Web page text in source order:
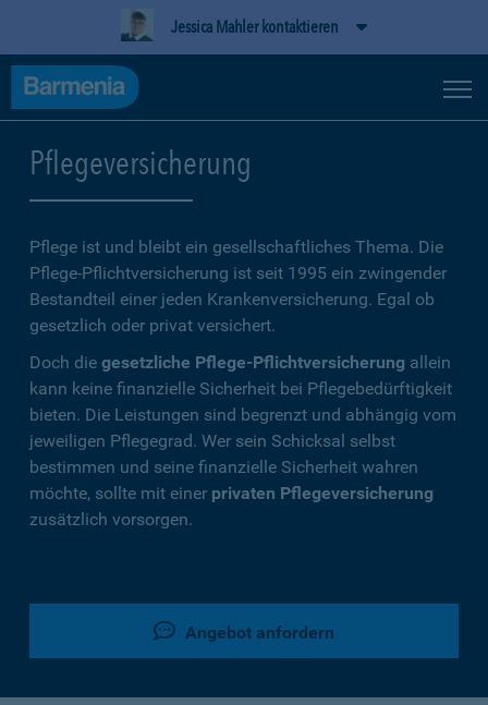
Jessica Mahler kontaktieren
Pflegeversicherung
Pflege ist und bleibt ein gesellschaftliches Thema. Die
Pflege-Pflichtversicherung ist seit 1995 ein zwingender
Bestandteil einer jeden Krankenversicherung. Egal ob
gesetzlich oder privat versichert.
Doch die gesetzliche Pflege-Pflichtversicherung allein
kann keine finanzielle Sicherheit bei Pflegebedürftigkeit
bieten. Die Leistungen sind begrenzt und abhängig vom
jeweiligen Pflegegrad. Wer sein Schicksal selbst
bestimmen und seine finanzielle Sicherheit wahren
möchte, sollte mit einer privaten Pflegeversicherung
zusätzlich vorsorgen.
Angebot anfordern